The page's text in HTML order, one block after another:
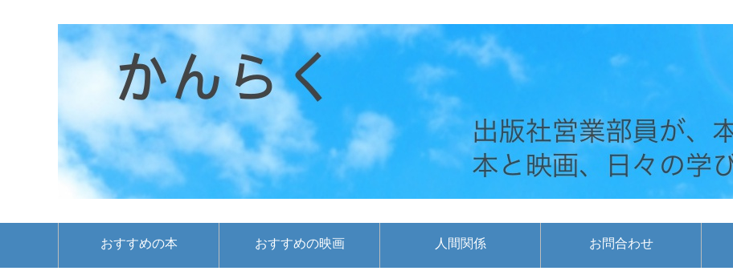
おすすめの本 おすすめの映画 人間関係 お問合わせ